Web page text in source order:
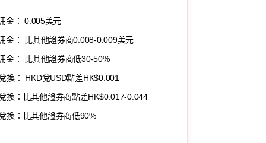
金： 0.005美元
金： 比其他證券商0.008-0.009美元
金： 比其他證券商低30-50%
換： HKD兌USD點差HK$0.001
換：比其他證券商點差HK$0.017-0.044
換：比其他證券商低90%